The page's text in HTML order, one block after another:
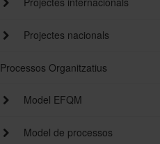
Projectes nacionals
Processos Organitzatius
Model EFQM
Model de processos